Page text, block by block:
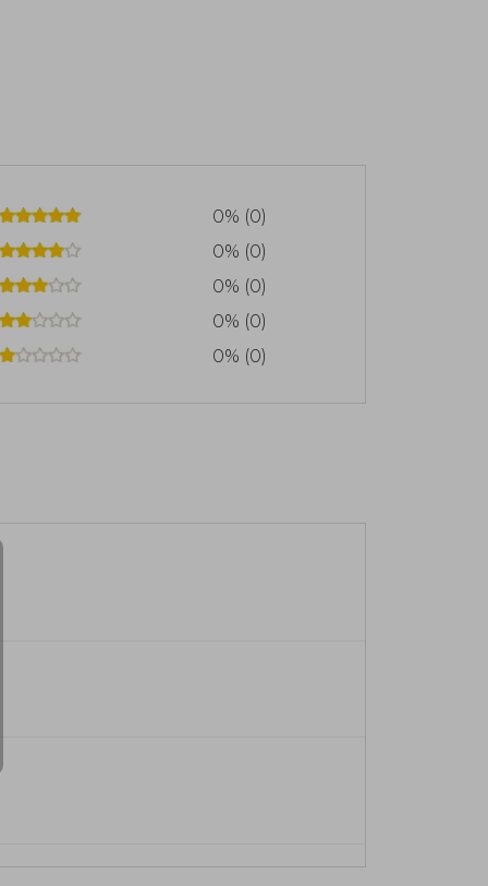
0% (0)
0% (0)
0% (0)
0% (0)
0% (0)